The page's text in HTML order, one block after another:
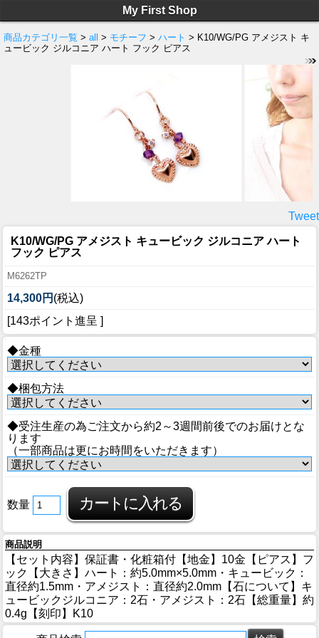
My First Shop
商品カテゴリ一覧 > all > モチーフ > ハート > K10/WG/PG アメジスト キ
ュービック ジルコニア ハート フック ピアス
Tweet
K10/WG/PG アメジスト キュービック ジルコニア ハート
フック ピアス
M6262TP
14,300円 (税込)
[143ポイント進呈 ]
◆金種
◆梱包方法
◆受注生産の為ご注文から約2～3週間前後でのお届けとな
ります
（一部商品は更にお時間をいただきます）
数量
商品説明
【セット内容】保証書・化粧箱付【地金】10金【ピアス】フ
ック【大きさ】ハート：約5.0mm×5.0mm・キュービック：
直径約1.5mm・アメジスト：直径約2.0mm【石について】キ
ュービックジルコニア：2石・アメジスト：2石【総重量】約
0.4g【刻印】K10